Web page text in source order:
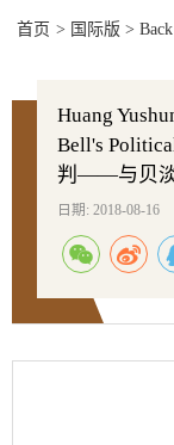
首页 > 国际版 >
Huang
Bell's
判——与贝
日期: 2018-08-16